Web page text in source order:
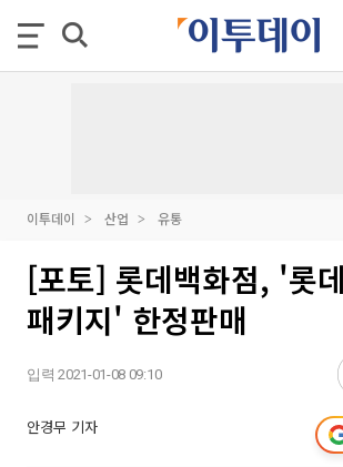
이투데이 산업 유통
[포토] 롯데백화점, '롯
패키지' 한정판매
입력 2021-01-08 09:10
안경무 기자